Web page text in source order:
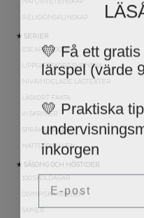
RELIGIONSKUNSKAP
★ SERIER
ESCAPE ROOMS
UPPGIFTSKORT SVENSKA
NIVÅINDELADE LÄSTEXTER
LÄSKORT FAKTA
VI SKRIVER
SPRÅKSPIRALEN
MATTESPIRALEN
★ SÄSONG OCH HÖGTIDER
100 SKOLDAGAR
OLYMPISKA SPELEN
SAMER
💛 Få ett gratis
lärspel (värde
💛 Praktiska
inkorgen
Email